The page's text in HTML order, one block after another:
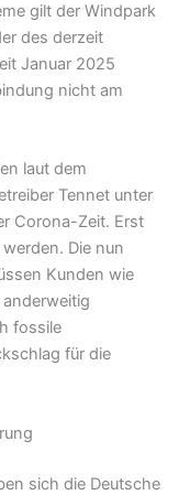
gilt der Windpark
des derzeit
Januar 2025
nicht am
laut dem
Tennet unter
Corona-Zeit. Erst
Die nun
Kunden wie
fossile
für die
sich die Deutsche